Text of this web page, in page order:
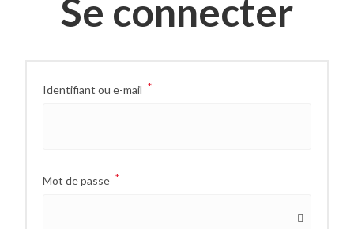
Se connecter
Identifiant ou e-mail *
Mot de passe *